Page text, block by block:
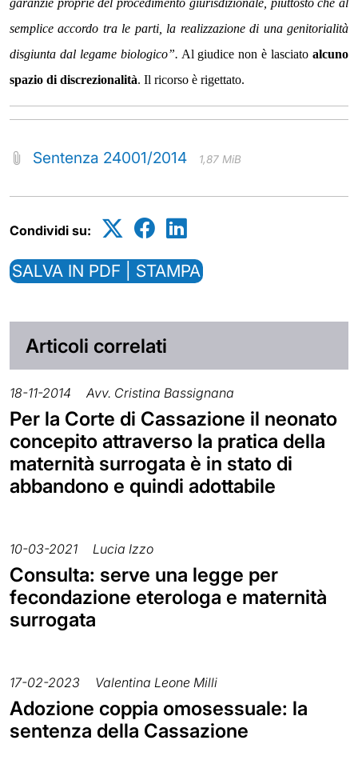
garanzie proprie del procedimento giurisdizionale, piuttosto che al
semplice accordo tra le parti, la realizzazione di una genitorialità
disgiunta dal legame biologico”. Al giudice non è lasciatoalcuno
spazio di discrezionalità. Il ricorso è rigettato.
Sentenza 24001/2014 1,87 MiB
Condividi su:
SALVA IN PDF | STAMPA
Articoli correlati
18-11-2014 Avv. Cristina Bassignana
Per la Corte di Cassazione il neonato
concepito attraverso la pratica della
maternità surrogata è in stato di
abbandono e quindi adottabile
10-03-2021 Lucia Izzo
Consulta: serve una legge per
fecondazione eterologa e maternità
surrogata
17-02-2023 Valentina Leone Milli
Adozione coppia omosessuale: la
sentenza della Cassazione